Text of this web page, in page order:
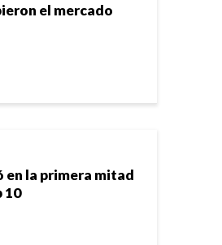
el mercado
la primera mitad
10